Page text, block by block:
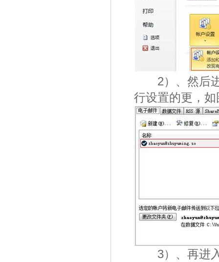
2）、然后进
行设置的更，
3）、再进入